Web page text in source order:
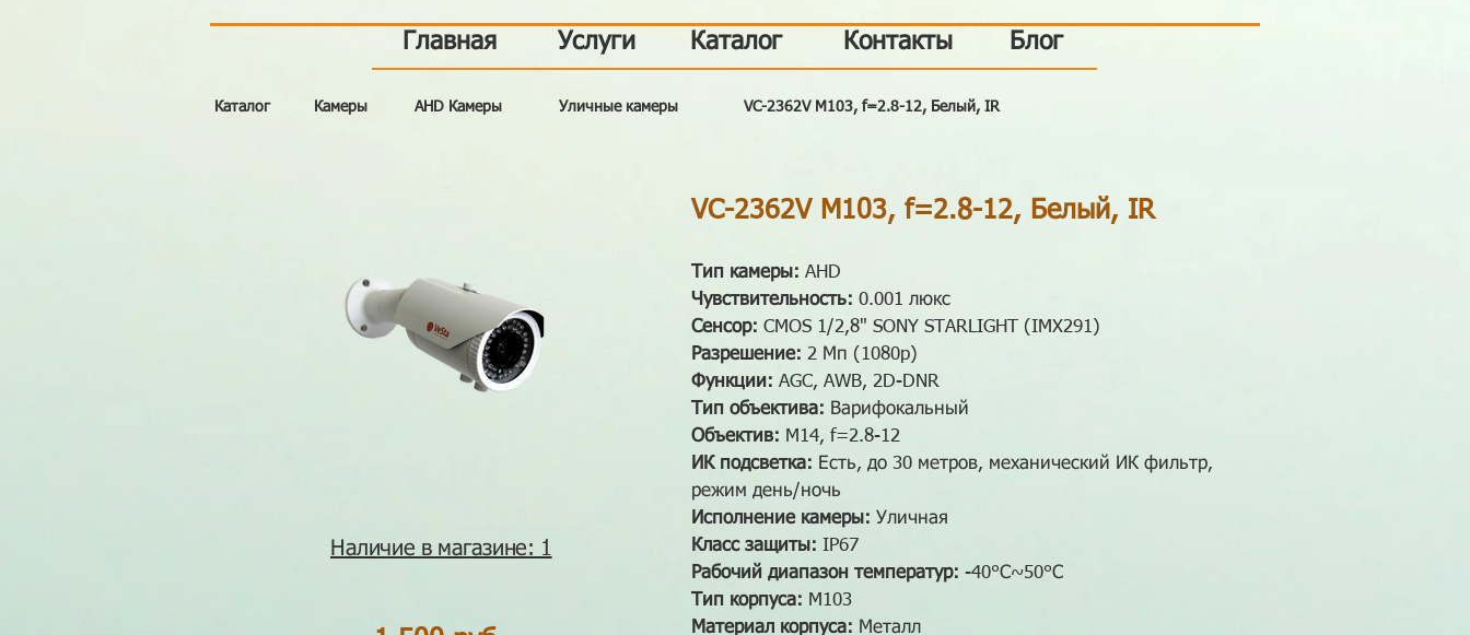
Каталог Камеры AHD Камеры Уличные камеры VC-2362V M103, f=2.8-12, Белый, IR
Наличие в магазине: 1
VC-2362V M103, f=2.8-12, Белый, IR
Тип камеры: AHD
Чувствительность: 0.001 люкс
Сенсор: CMOS 1/2,8" SONY STARLIGHT (IMX291)
Разрешение: 2 Мп (1080p)
Функции: AGC, AWB, 2D-DNR
Тип объектива: Варифокальный
Объектив: M14, f=2.8-12
ИК подсветка: Есть, до 30 метров, механический ИК фильтр,
режим день/ночь
Исполнение камеры: Уличная
Класс защиты: IP67
Рабочий диапазон температур: -40°С~50°С
Тип корпуса: M103
Материал корпуса: Металл
Блог
Контакты
Каталог
Главная Услуги